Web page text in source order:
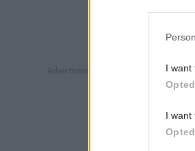
I want
I want